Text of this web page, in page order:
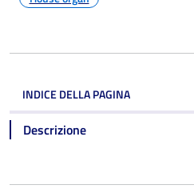
INDICE DELLA PAGINA
Descrizione